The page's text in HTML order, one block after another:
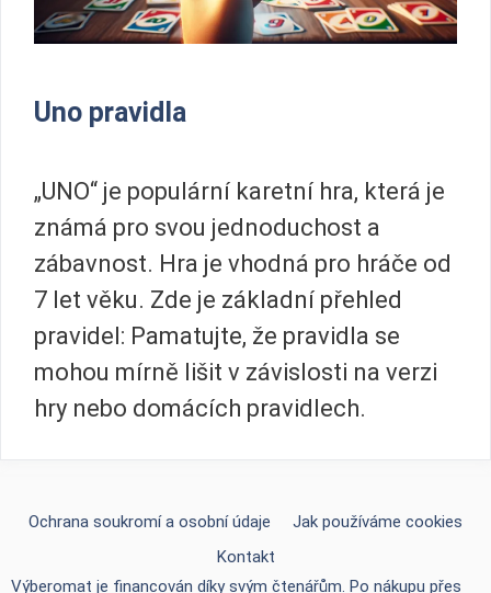
Uno pravidla
„UNO“ je populární karetní hra, která je
známá pro svou jednoduchost a
zábavnost. Hra je vhodná pro hráče od
7 let věku. Zde je základní přehled
pravidel: Pamatujte, že pravidla se
mohou mírně lišit v závislosti na verzi
hry nebo domácích pravidlech.
Ochrana soukromí a osobní údaje
Jak používáme cookies
Kontakt
Výberomat je financován díky svým čtenářům. Po nákupu přes